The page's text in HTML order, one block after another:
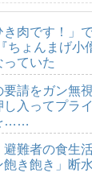
肉です！」
ちょんまげ小
っていた
要請をガン無
し入ってプラ
……
避難者の食生
飽き飽き」断